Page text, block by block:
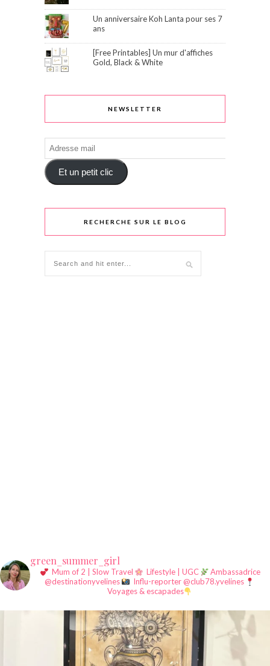
Un anniversaire Koh Lanta pour ses 7
ans
[Free Printables] Un mur d'affiches
Gold, Black & White
NEWSLETTER
Adresse
mail
Et un petit clic
RECHERCHE SUR LE BLOG
green_summer_girl
Mum of 2 | Slow Travel Lifestyle | UGC
Ambassadrice
@destinationyvelines
Influ-reporter @club78.yvelines
Voyages & escapades